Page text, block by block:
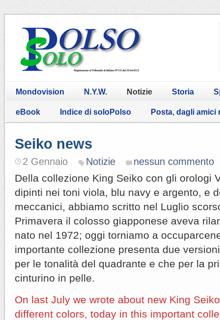
Mondovision N.Y.W. Notizie Storia
eBook Indice di soloPolso Posta, dagli amici
Seiko news
2 Gennaio Notizie nessun commento
Della collezione King Seiko con gli orologi
dipinti nei toni viola, blu navy e argento, e
meccanici, abbiamo scritto nel Luglio
Primavera il colosso giapponese aveva
nato nel 1972; oggi torniamo a
importante collezione presenta due
per le tonalità del quadrante e che per la
cinturino in pelle.
On last July we wrote about new King
different colors, today in this important